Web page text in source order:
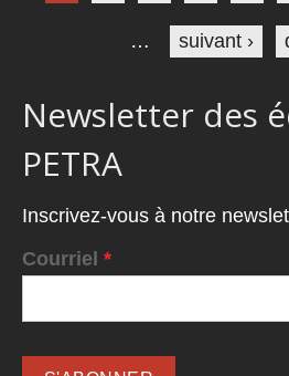
… suivant ›
Newsletter des
PETRA
Inscrivez-vous à notre
Courriel *